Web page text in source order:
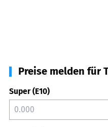
Preise melden für
Super (E10)